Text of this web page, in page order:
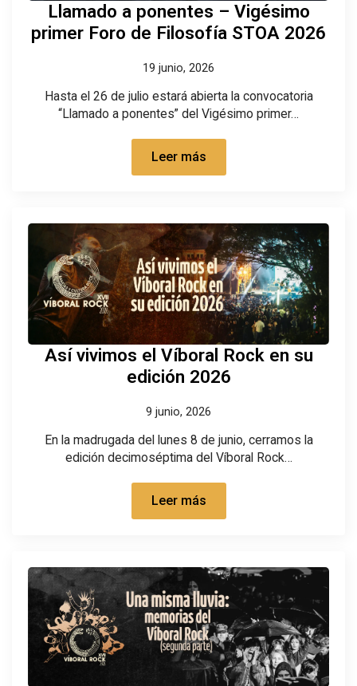
Llamado a ponentes – Vigésimo
primer Foro de Filosofía STOA 2026
19 junio, 2026
Hasta el 26 de julio estará abierta la convocatoria
“Llamado a ponentes” del Vigésimo primer…
Leer más
Así vivimos el Víboral Rock en su
edición 2026
9 junio, 2026
En la madrugada del lunes 8 de junio, cerramos la
edición decimoséptima del Víboral Rock…
Leer más